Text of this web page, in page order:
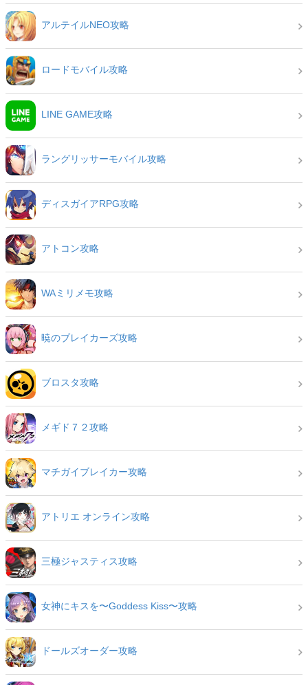
アルテイルNEO攻略
ロードモバイル攻略
LINE GAME攻略
ラングリッサーモバイル攻略
ディスガイアRPG攻略
アトコン攻略
WAミリメモ攻略
暁のブレイカーズ攻略
ブロスタ攻略
メギド７２攻略
マチガイブレイカー攻略
アトリエ オンライン攻略
三極ジャスティス攻略
女神にキスを〜Goddess Kiss〜攻略
ドールズオーダー攻略